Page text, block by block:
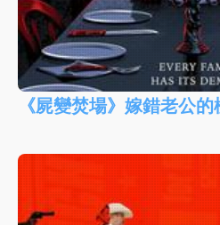
《屍變焚場》嫁錯老公